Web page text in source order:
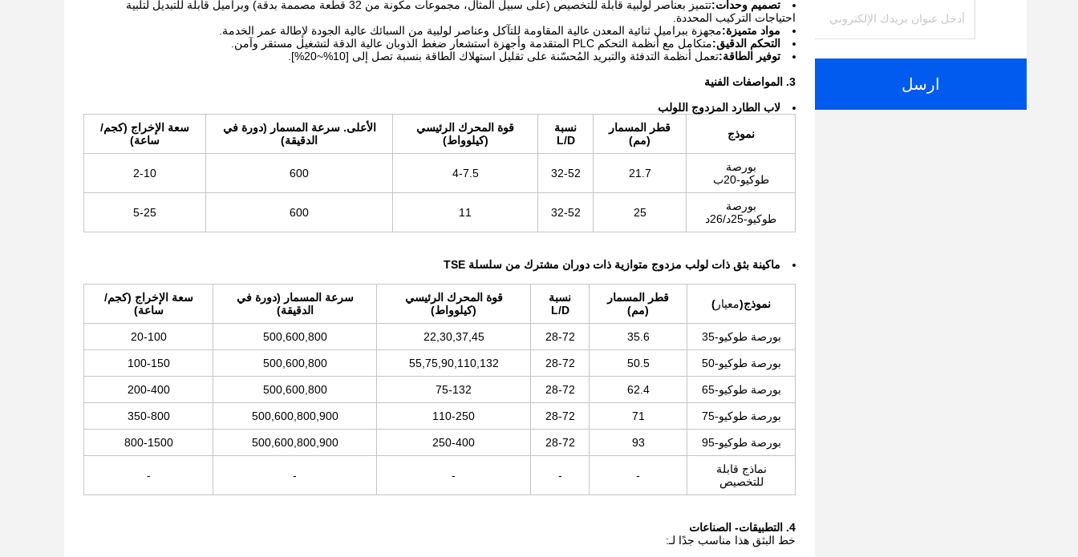
ارسل
تصميم وحدات:
تتميز بعناصر لولبية قابلة للتخصيص (على سبيل المثال، مجموعات مكونة من 32 قطعة مصممة بدقة) وبراميل قابلة للتبديل لتلبية
احتياجات التركيب المحددة.
مواد متميزة:مجهزة ببراميل ثنائية المعدن عالية المقاومة للتآكل وعناصر لولبية من السبائك عالية الجودة لإطالة عمر الخدمة.
التحكم الدقيق:متكامل مع أنظمة التحكم PLC المتقدمة وأجهزة استشعار ضغط الذوبان عالية الدقة لتشغيل مستقر وآمن.
توفير الطاقة:تعمل أنظمة التدفئة والتبريد المُحسّنة على تقليل استهلاك الطاقة بنسبة تصل إلى [10%~20%].
3. المواصفات الفنية
لاب الطارد المزدوج اللولب
نموذج
قطر المسمار
(مم)
نسبة
L/D
قوة المحرك الرئيسي
(كيلوواط)
الأعلى. سرعة المسمار (دورة في
الدقيقة)
سعة الإخراج (كجم/
ساعة)
بورصة
طوكيو-20ب
21.7
32-52
4-7.5
600
2-10
بورصة
طوكيو-25د/26د
25
32-52
11
600
5-25
ماكينة بثق ذات لولب مزدوج متوازية ذات دوران مشترك من سلسلة TSE
نموذج(معيار )
قطر المسمار
(مم)
نسبة
L/D
قوة المحرك الرئيسي
(كيلوواط)
سرعة المسمار (دورة في
الدقيقة)
سعة الإخراج (كجم/
ساعة)
بورصة طوكيو-35 35.6
28-72
22,30,37,45
500,600,800
20-100
بورصة طوكيو-50 50.5
28-72
55,75,90,110,132
500,600,800
100-150
بورصة طوكيو-65 62.4
28-72
75-132
500,600,800
200-400
بورصة طوكيو-75 71
28-72
110-250
500,600,800,900
350-800
بورصة طوكيو-95 93
28-72
250-400
500,600,800,900
800-1500
نماذج قابلة
للتخصيص
-
-
-
-
-
4. التطبيقات
- الصناعات
خط البثق هذا مناسب جدًا لـ: